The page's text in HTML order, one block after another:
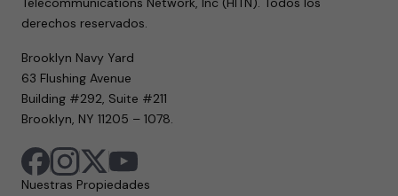
derechos reservados.
Brooklyn Navy Yard
63 Flushing Avenue
Building #292, Suite #211
Brooklyn, NY 11205 – 1078.
Nuestras Propiedades